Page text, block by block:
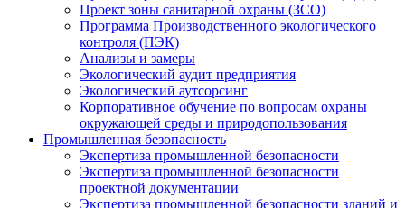
Проект зоны санитарной охраны (ЗСО)
Программа Производственного экологического
контроля (ПЭК)
Анализы и замеры
Экологический аудит предприятия
Экологический аутсорсинг
Корпоративное обучение по вопросам охраны
окружающей среды и природопользования
Промышленная безопасность
Экспертиза промышленной безопасности
Экспертиза промышленной безопасности
проектной документации
Экспертиза промышленной безопасности зданий и